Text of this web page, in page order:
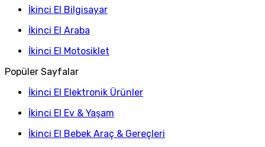
İkinci El Bilgisayar
İkinci El Araba
İkinci El Motosiklet
Popüler Sayfalar
İkinci El Elektronik Ürünler
İkinci El Ev & Yaşam
İkinci El Bebek Araç & Gereçleri